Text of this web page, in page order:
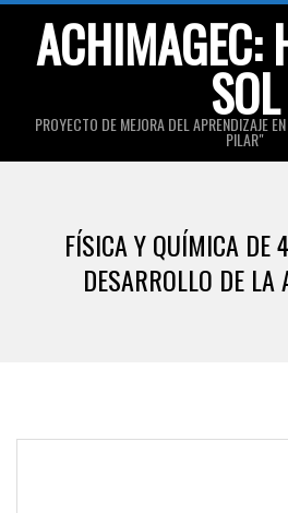
ACHIMAGEC:
SOL
PROYECTO DE MEJORA DEL APRENDIZAJE
PILAR"
FÍSICA Y QUÍMICA DE
DESARROLLO DE LA